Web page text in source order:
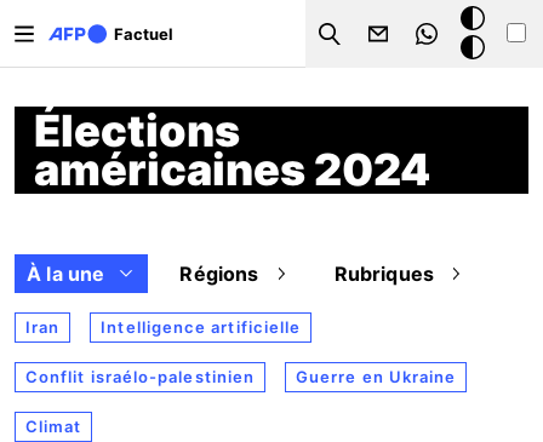
Factuel
Search
Mode
sombre
Élections
américaines 2024
À la une Régions Rubriques
Iran Intelligence artificielle
Conflit israélo-palestinien Guerre en Ukraine
Climat